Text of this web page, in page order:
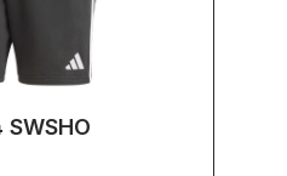
SWSHO